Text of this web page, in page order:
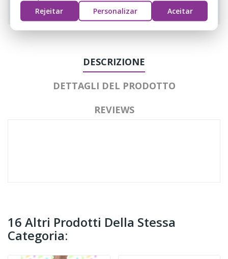
Guarantee safe & secure checkout
DESCRIZIONE
DETTAGLI DEL PRODOTTO
REVIEWS
16 Altri Prodotti Della Stessa
Categoria:
Rejeitar
Personalizar Aceitar